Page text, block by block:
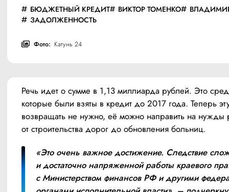
БЮДЖЕТНЫЙ КРЕДИТ ВИКТОР ТОМЕНКО
ЗАДОЛЖЕННОСТЬ
Фото: Катунь 24
Речь идет о сумме в 1,13 миллиарда рублей. Это
которые были взяты в кредит до 2017 года. Теперь
возвращать не нужно, её можно направить на нужды
от строительства дорог до обновления больниц.
«Это очень важное достижение. Следствие
и достаточно напряженной работы краевого
с Министерством финансов РФ и другими